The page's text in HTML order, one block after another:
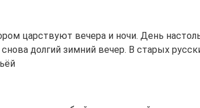
царствуют вечера и ночи. День
долгий зимний вечер. В старых